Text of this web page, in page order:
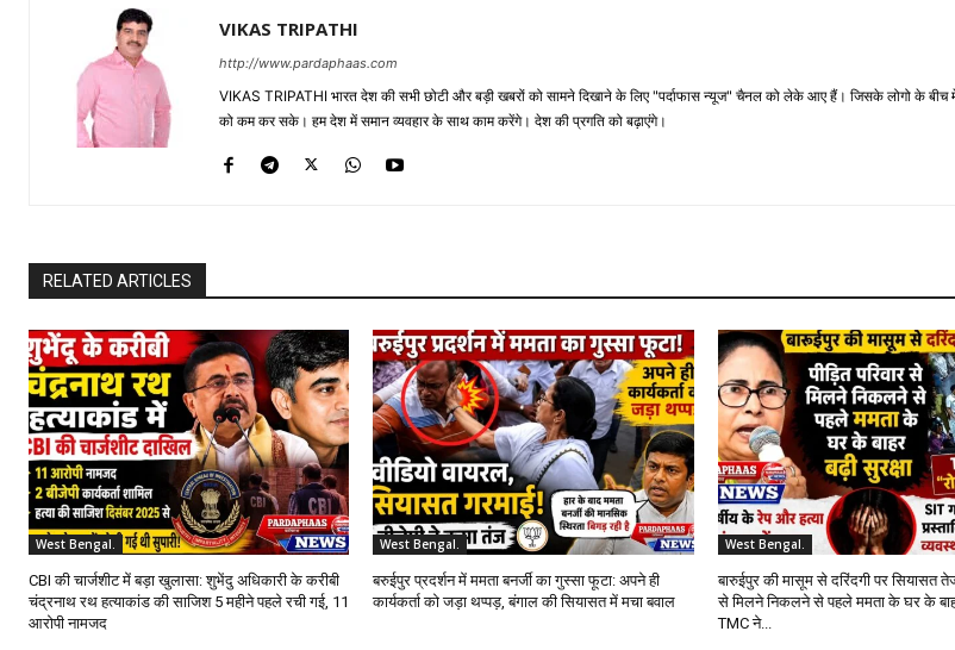
VIKAS TRIPATHI
http://www.pardaphaas.com
VIKAS TRIPATHI भारत देश की सभी छोटी और बड़ी खबरों को सामने दिखाने के लिए "पर्दाफास न्यूज" चैनल को लेके आए हैं। जिसके लोगो के बीच
को कम कर सके। हम देश में समान व्यवहार के साथ काम करेंगे। देश की प्रगति को बढ़ाएंगे।
RELATED ARTICLES
West Bengal.
CBI की चार्जशीट में बड़ा खुलासा: शुभेंदु अधिकारी के करीबी
चंद्रनाथ रथ हत्याकांड की साजिश 5 महीने पहले रची गई, 11
आरोपी नामजद
West Bengal.
बरुईपुर प्रदर्शन में ममता बनर्जी का गुस्सा फूटा: अपने ही
कार्यकर्ता को जड़ा थप्पड़, बंगाल की सियासत में मचा बवाल
West Bengal.
बारुईपुर की मासूम से दरिंदगी पर सियासत
से मिलने निकलने से पहले ममता के घर के बाहर
TMC ने...